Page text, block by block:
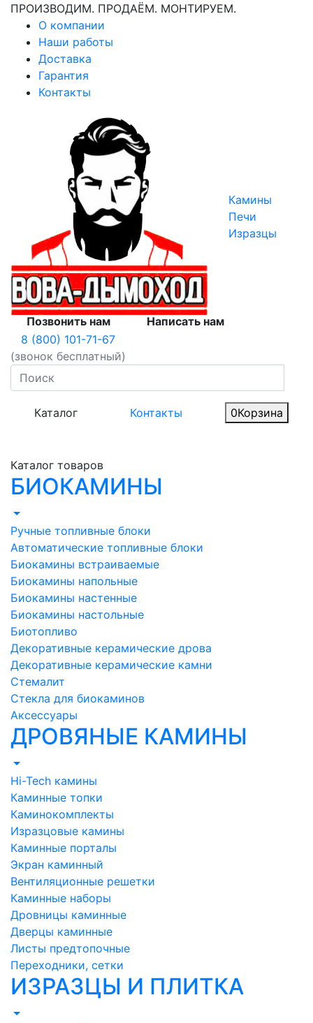
ПРОИЗВОДИМ. ПРОДАЁМ. МОНТИРУЕМ.
О компании
Наши работы
Доставка
Гарантия
Контакты
Камины
Печи
Изразцы
Позвонить нам
8 (800) 101-71-67
(звонок бесплатный)
Написать нам
Каталог Контакты 0Корзина
Каталог товаров
БИОКАМИНЫ
Ручные топливные блоки
Автоматические топливные блоки
Биокамины встраиваемые
Биокамины напольные
Биокамины настенные
Биокамины настольные
Биотопливо
Декоративные керамические дрова
Декоративные керамические камни
Стемалит
Стекла для биокаминов
Аксессуары
ДРОВЯНЫЕ КАМИНЫ
Hi-Tech камины
Каминные топки
Каминокомплекты
Изразцовые камины
Каминные порталы
Экран каминный
Вентиляционные решетки
Каминные наборы
Дровницы каминные
Дверцы каминные
Листы предтопочные
Переходники, сетки
ИЗРАЗЦЫ И ПЛИТКА